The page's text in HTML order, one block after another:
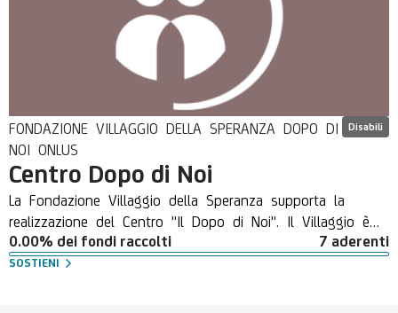
FONDAZIONE VILLAGGIO DELLA SPERANZA DOPO DI
NOI ONLUS
Disabili
Centro Dopo di Noi
La Fondazione Villaggio della Speranza supporta la
realizzazione del Centro "Il Dopo di Noi". Il Villaggio è
pensato per accogliere e sostenere le persone con
disabilità nelle varie fasi della vita , ponendo attenzione
0.00% dei fondi raccolti 7 aderenti
SOSTIENI